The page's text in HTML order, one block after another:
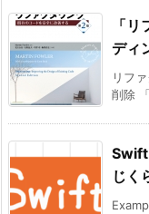
「
ディ
リフ
削除
Swift
じく